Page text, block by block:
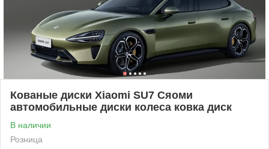
Кованые диски Xiaomi SU7 Сяоми
автомобильные диски колеса ковка диск
В наличии
Розница